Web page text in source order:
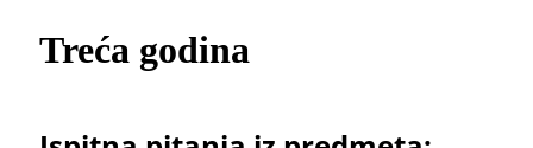
Treća godina